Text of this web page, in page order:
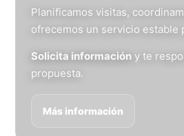
Planificamos visitas,
ofrecemos un servicio estable
Solicita información y te
propuesta.
Más información